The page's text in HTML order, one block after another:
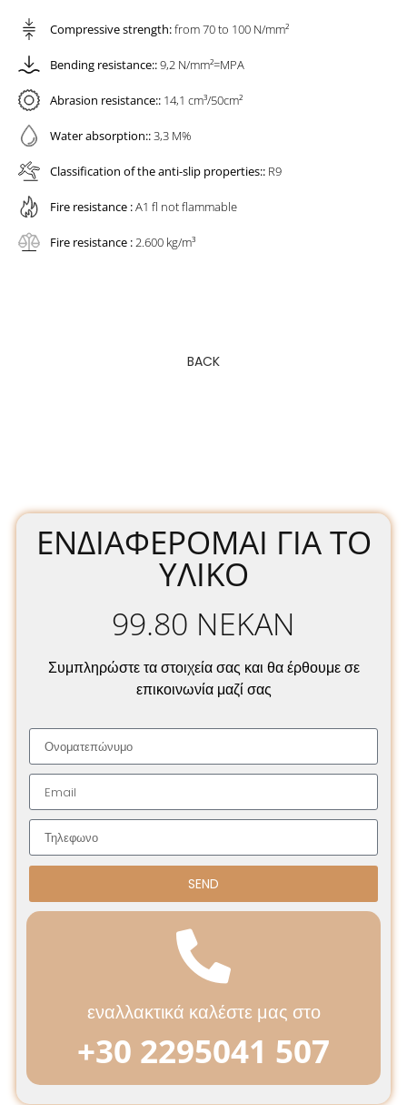
Compressive strength:from 70 to 100 N/mm²
Bending resistance::9,2 N/mm²=MPA
Abrasion resistance:: 14,1 cm³/50cm²
Water absorption::3,3 M%
Classification of the anti-slip properties:: R9
Fire resistance :A1 fl not flammable
Fire resistance :2.600 kg/m³
BACK
ΕΝΔΙΑΦΈΡΟΜΑΙ ΓΙΑ ΤΟ
ΥΛΙΚΌ
99.80 NEKAN
Συμπληρώστε τα στοιχεία σας και θα έρθουμε σε
επικοινωνία μαζί σας
SEND
εναλλακτικά καλέστε μας στο
+30 2295041 507